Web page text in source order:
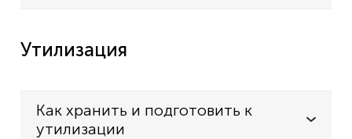
Утилизация
Как хранить и подготовить к
утилизации